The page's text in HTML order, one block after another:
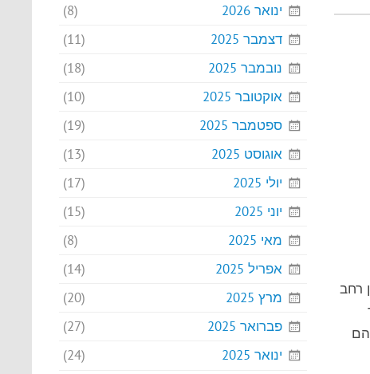
רחב
הם
ינואר 2026
(8)
דצמבר 2025
(11)
נובמבר 2025
(18)
אוקטובר 2025
(10)
ספטמבר 2025
(19)
אוגוסט 2025
(13)
יולי 2025
(17)
יוני 2025
(15)
מאי 2025
(8)
אפריל 2025
(14)
מרץ 2025
(20)
פברואר 2025
(27)
ינואר 2025
(24)